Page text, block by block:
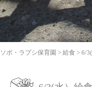
ソポ・ラプシ保育園 > 給食 > 6/